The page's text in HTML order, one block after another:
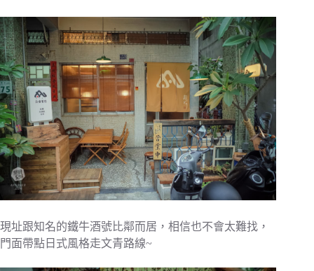
現址跟知名的鐵牛酒號比鄰而居，相信也不會太難找，
門面帶點日式風格走文青路線~